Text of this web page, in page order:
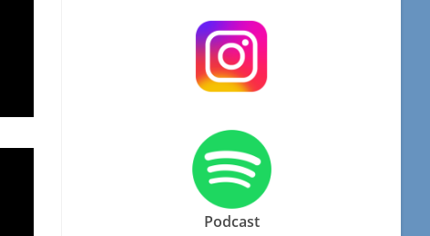
Podcast